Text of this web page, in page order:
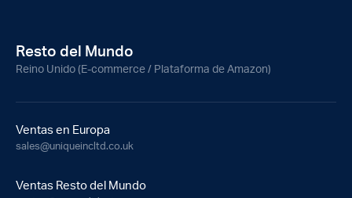
Resto del Mundo
Reino Unido (E-commerce / Plataforma de Amazon)
Ventas en Europa
sales@uniqueincltd.co.uk
Ventas Resto del Mundo